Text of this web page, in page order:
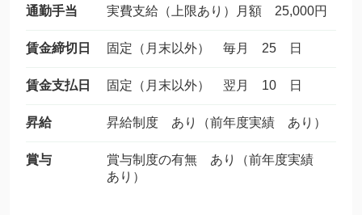
通勤手当 実費支給（上限あり）月額 25,000円
賃金締切日 固定（月末以外） 毎月 25 日
賃金支払日 固定（月末以外） 翌月 10 日
昇給 昇給制度 あり（前年度実績 あり）
賞与
賞与制度の有無 あり（前年度実績
あり）